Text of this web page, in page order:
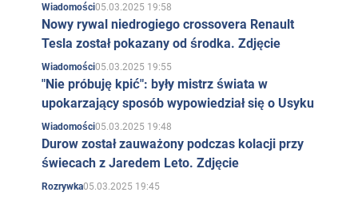
Wiadomości05.03.2025 19:58
Nowy rywal niedrogiego crossovera Renault
Tesla został pokazany od środka. Zdjęcie
Wiadomości05.03.2025 19:55
"Nie próbuję kpić": były mistrz świata w
upokarzający sposób wypowiedział się o Usyku
Wiadomości05.03.2025 19:48
Durow został zauważony podczas kolacji przy
świecach z Jaredem Leto. Zdjęcie
Rozrywka05.03.2025 19:45